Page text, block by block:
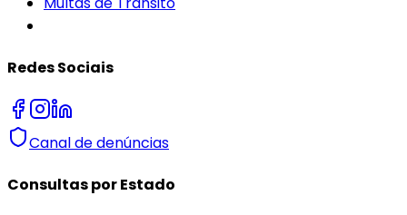
Redes Sociais
Canal de denúncias
Consultas por Estado